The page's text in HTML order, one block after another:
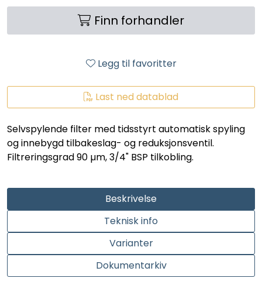
Finn forhandler
Legg til favoritter
Last ned datablad
Selvspylende filter med tidsstyrt automatisk spyling
og innebygd tilbakeslag- og reduksjonsventil.
Filtreringsgrad 90 µm, 3/4" BSP tilkobling.
Beskrivelse
Teknisk info
Varianter
Dokumentarkiv
DIFFUSOR
STATISKE MIKSERE
Aktuelt
Om oss